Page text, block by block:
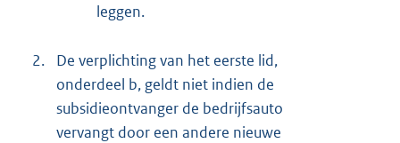
leggen.
2.
De verplichting van het eerste lid,
onderdeel b, geldt niet indien de
subsidieontvanger de bedrijfsauto
vervangt door een andere nieuwe